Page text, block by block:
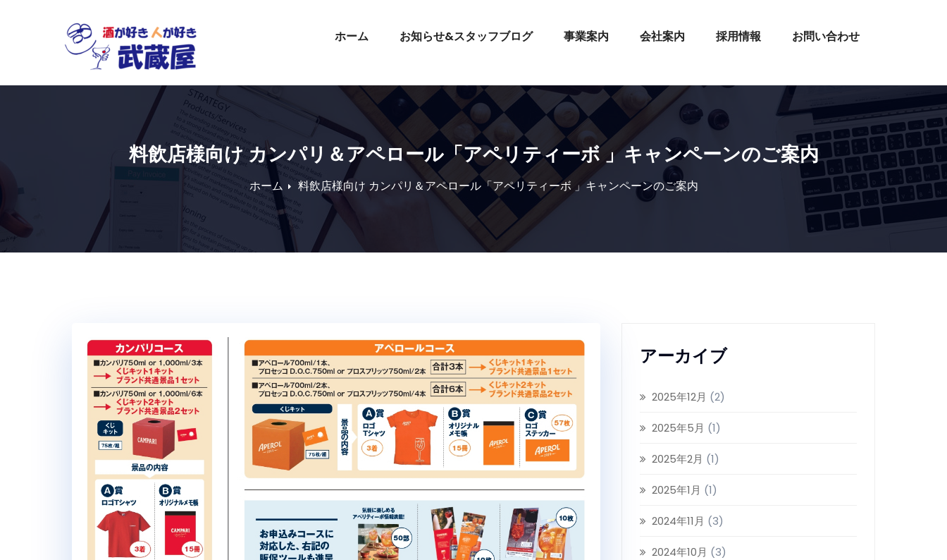
ホーム お知らせ&スタッフブログ 事業案内 会社案内 採用情報 お問い合わせ
料飲店様向け カンパリ＆アペロール「アペリティーボ 」キャンペーンのご案内
ホーム 料飲店様向け カンパリ＆アペロール「アペリティーボ 」キャンペーンのご案内
アーカイブ
2025年12月 (2)
2025年5月 (1)
2025年2月 (1)
2025年1月 (1)
2024年11月 (3)
2024年10月 (3)